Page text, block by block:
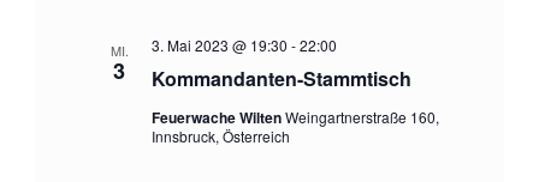
n
g
s
MI.
3 Kommandanten-Stammtisch
3. Mai 2023 @ 19:30 -22:00
Feuerwache WiltenWeingartnerstraße 160,
Innsbruck, Österreich